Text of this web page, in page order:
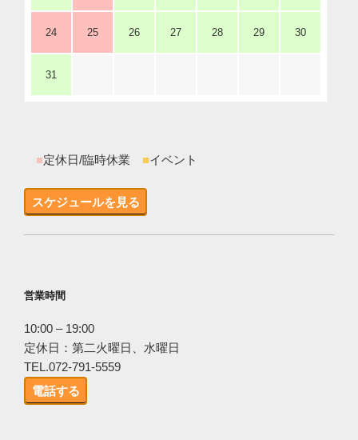
24 25 26 27 28 29 30
31
■定休日/臨時休業 ■イベント
スケジュールを見る
営業時間
10:00 – 19:00
定休日：第二火曜日、水曜日
TEL.072-791-5559
電話する